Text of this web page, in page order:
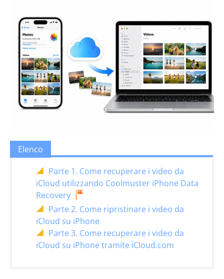
Elenco
Parte 1. Come recuperare i video da
iCloud utilizzando Coolmuster iPhone Data
Recovery
Parte 2. Come ripristinare i video da
iCloud su iPhone
Parte 3. Come recuperare i video da
iCloud su iPhone tramite iCloud.com